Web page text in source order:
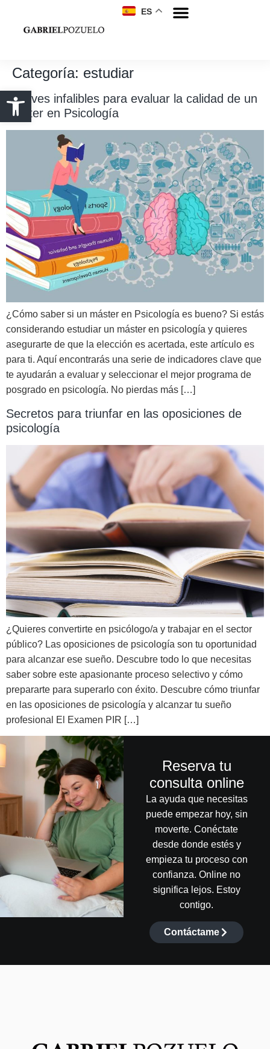
ES
Categoría: estudiar
5 claves infalibles para evaluar la calidad de un
máster en Psicología
¿Cómo saber si un máster en Psicología es bueno? Si estás
considerando estudiar un máster en psicología y quieres
asegurarte de que la elección es acertada, este artículo es
para ti. Aquí encontrarás una serie de indicadores clave que
te ayudarán a evaluar y seleccionar el mejor programa de
posgrado en psicología. No pierdas más […]
Secretos para triunfar en las oposiciones de
psicología
¿Quieres convertirte en psicólogo/a y trabajar en el sector
público? Las oposiciones de psicología son tu oportunidad
para alcanzar ese sueño. Descubre todo lo que necesitas
saber sobre este apasionante proceso selectivo y cómo
prepararte para superarlo con éxito. Descubre cómo triunfar
en las oposiciones de psicología y alcanzar tu sueño
profesional El Examen PIR […]
Reserva tu
consulta online
La ayuda que necesitas
puede empezar hoy, sin
moverte. Conéctate
desde donde estés y
empieza tu proceso con
confianza. Online no
significa lejos. Estoy
contigo.
Contáctame